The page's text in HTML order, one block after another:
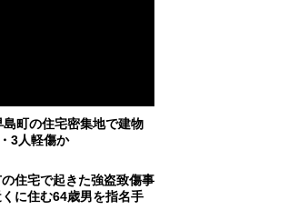
島町の住宅密集地で建物
3人軽傷か
住宅で起きた強盗致傷事
に住む64歳男を指名手